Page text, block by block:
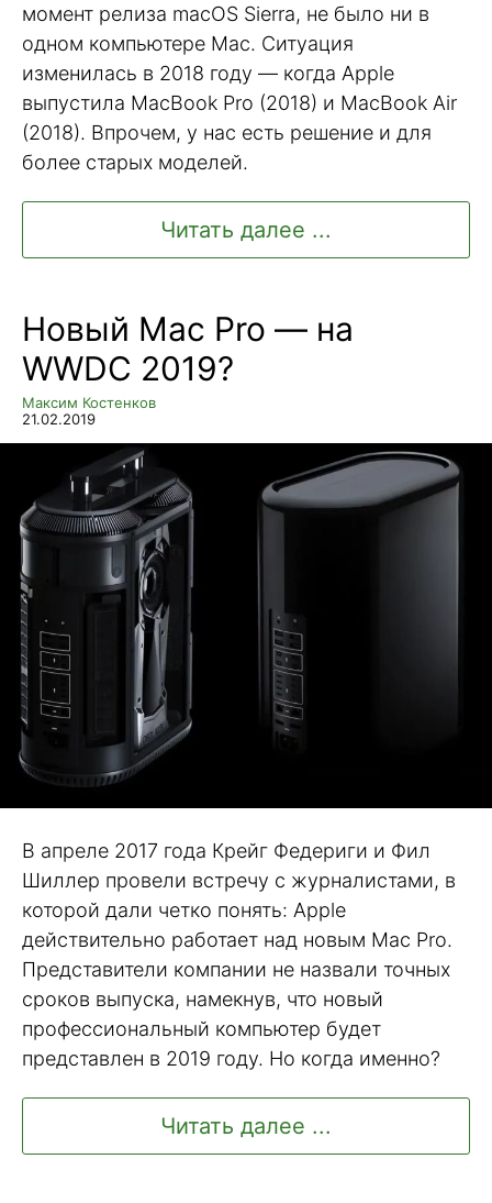
момент релиза macOS Sierra, не было ни в
одном компьютере Mac. Ситуация
изменилась в 2018 году — когда Apple
выпустила MacBook Pro (2018) и MacBook Air
(2018). Впрочем, у нас есть решение и для
более старых моделей.
Читать далее ...
Новый Mac Pro — на
WWDC 2019?
Максим Костенков
21.02.2019
В апреле 2017 года Крейг Федериги и Фил
Шиллер провели встречу с журналистами, в
которой дали четко понять: Apple
действительно работает над новым Mac Pro.
Представители компании не назвали точных
сроков выпуска, намекнув, что новый
профессиональный компьютер будет
представлен в 2019 году. Но когда именно?
Читать далее ...